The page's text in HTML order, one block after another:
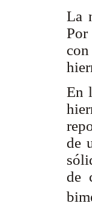
La
En
de
de